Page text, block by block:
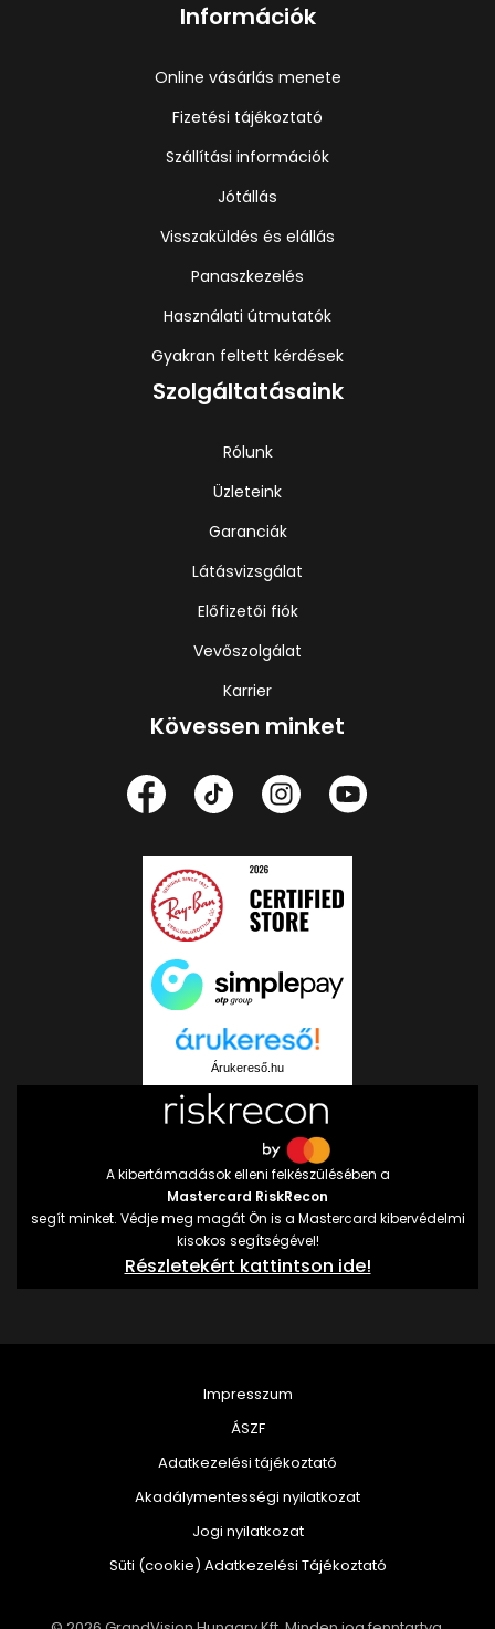
Információk
Online vásárlás menete
Fizetési tájékoztató
Szállítási információk
Jótállás
Visszaküldés és elállás
Panaszkezelés
Használati útmutatók
Gyakran feltett kérdések
Szolgáltatásaink
Rólunk
Üzleteink
Garanciák
Látásvizsgálat
Előfizetői fiók
Vevőszolgálat
Karrier
Kövessen minket
Árukereső.hu
A kibertámadások elleni felkészülésében a
Mastercard RiskRecon
segít minket. Védje meg magát Ön is a Mastercard kibervédelmi
kisokos segítségével!
Részletekért kattintson ide!
Impresszum
ÁSZF
Adatkezelési tájékoztató
Akadálymentességi nyilatkozat
Jogi nyilatkozat
Süti (cookie) Adatkezelési Tájékoztató